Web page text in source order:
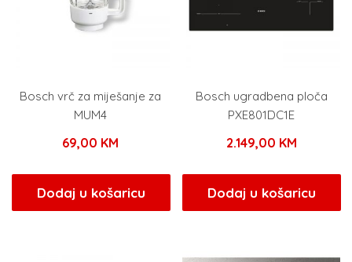
Bosch vrč za miješanje za
MUM4
69,00 KM
Dodaj u košaricu
Bosch ugradbena ploča
PXE801DC1E
2.149,00 KM
Dodaj u košaricu